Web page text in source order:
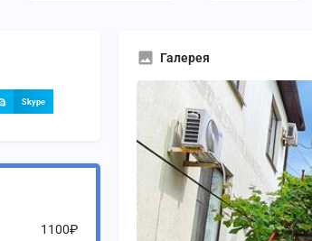
Skype
1100₽
Галерея